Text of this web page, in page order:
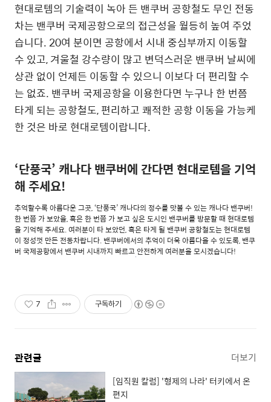
현대로템의 기술력이 녹아 든 밴쿠버 공항철도 무인 전동
차는 밴쿠버 국제공항으로의 접근성을 월등히 높여 주었
습니다. 20여 분이면 공항에서 시내 중심부까지 이동할
수 있고, 겨울철 강수량이 많고 변덕스러운 밴쿠버 날씨에
상관 없이 언제든 이동할 수 있으니 이보다 더 편리할 수
는 없죠. 밴쿠버 국제공항을 이용한다면 누구나 한 번쯤
타게 되는 공항철도, 편리하고 쾌적한 공항 이동을 가능케
한 것은 바로 현대로템이랍니다.
‘단풍국’ 캐나다 밴쿠버에 간다면 현대로템을 기억
해 주세요!
추억할수록 아름다운 그곳, ‘단풍국’ 캐나다의 정수를 맛볼 수 있는 캐나다 밴쿠버!
한 번쯤 가 보았을, 혹은 한 번쯤 가 보고 싶은 도시인 밴쿠버를 방문할 때 현대로템
을 기억해 주세요. 여러분이 타 보았던, 혹은 타게 될 밴쿠버 공항철도는 현대로템
이 정성껏 만든 전동차랍니다. 밴쿠버에서의 추억이 더욱 아름다울 수 있도록, 밴쿠
버 국제공항에서 밴쿠버 시내까지 빠르고 안전하게 여러분을 모시겠습니다!
7 구독하기
관련글 더보기
[임직원 칼럼] '형제의 나라' 터키에서 온
편지